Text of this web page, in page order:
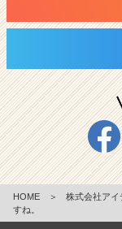
HOME ＞ 株式会社アイ
すね。